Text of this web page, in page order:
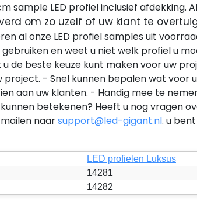
sample LED profiel inclusief
om zo uzelf of uw klant te
al onze LED profiel samples uit
en weet u niet welk profiel u
de beste keuze kunt maken voor uw
- Snel kunnen bepalen wat voor
aan uw klanten. - Handig mee te
betekenen? Heeft u nog vragen
naarsupport@led-gigant.nl. u
LED profielen Luksus
14281
14282